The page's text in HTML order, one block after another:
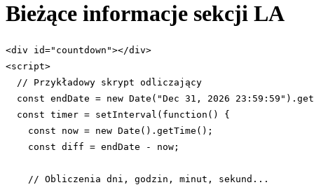
Bieżące informacje sekcji LA
<div id="countdown"></div>
<script>
  // Przykładowy skrypt odliczający
  const endDate = new Date(
"Dec 31, 2026 23:59:59"
  const timer = setInterval(function() {
    const now = new Date().getTime();
    const diff = endDate - now;
    // Obliczenia dni, godzin, minut, sekund...